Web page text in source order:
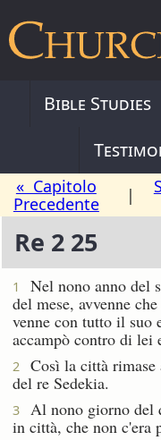
Bible Studies
« Capitolo
Precedente
|
Re 2 25
1
Nel nono anno del
del mese, avvenne
venne con tutto il suo
accampò contro di lei
2
Così la città rimase
del re Sedekia.
3
Al nono giorno del
in città, che non c'era